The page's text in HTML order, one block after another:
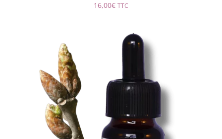
16,00€ TTC
GemmÔ Chêne pédonculé
AJOUTER AU PANIER